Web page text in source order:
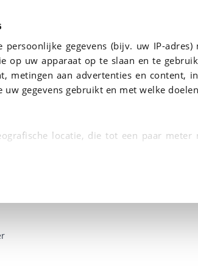
persoonlijke gegevens (bijv. uw IP-adres)
op uw apparaat op te slaan en te
metingen aan advertenties en content,
gegevens gebruikt en met welke
locatie, die tot een paar meter
op elk moment wijzigen of
we voor een betere en meer
goed werkt. Ook gebruiken we